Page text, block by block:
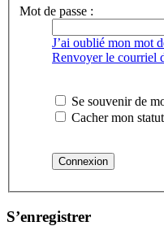
Mot de passe :
J’ai oublié mon mot
Renvoyer le courriel
Se souvenir de
Cacher mon
S’enregistrer